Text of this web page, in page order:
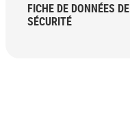
FICHE DE DONNÉES DE
SÉCURITÉ